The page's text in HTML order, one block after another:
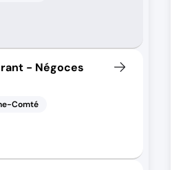
- Négoces
Comté